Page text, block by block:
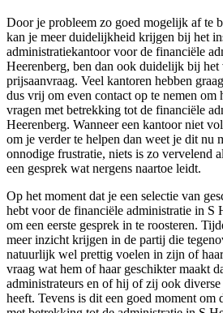
Door je probleem zo goed mogelijk af te
kan je meer duidelijkheid krijgen bij het
administratiekantoor voor de financiële
Heerenberg, ben dan ook duidelijk bij het
prijsaanvraag. Veel kantoren hebben
dus vrij om even contact op te nemen om
vragen met betrekking tot de financiële
Heerenberg. Wanneer een kantoor niet
om je verder te helpen dan weet je dit nu
onnodige frustratie, niets is zo vervelend
een gesprek wat nergens naartoe leidt.
Op het moment dat je een selectie van
hebt voor de financiële administratie in S
om een eerste gesprek in te roosteren.
meer inzicht krijgen in de partij die
natuurlijk wel prettig voelen in zijn of
vraag wat hem of haar geschikter maakt
administrateurs en of hij of zij ook
heeft. Tevens is dit een goed moment om